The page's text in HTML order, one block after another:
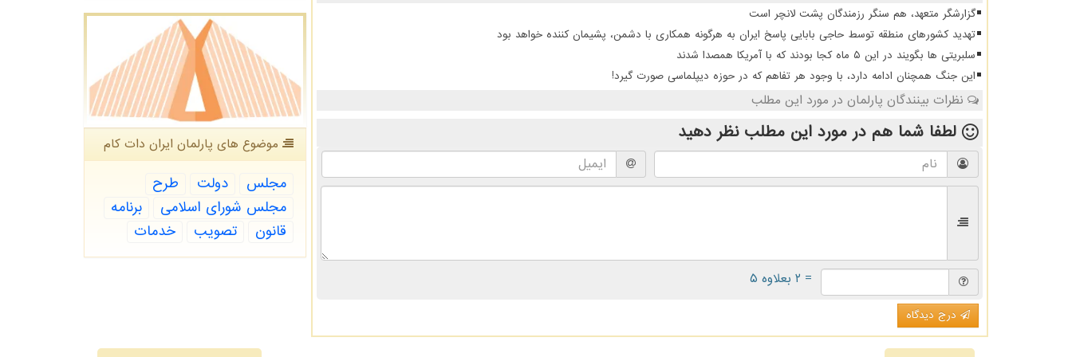
گزارشگر متعهد، هم سنگر رزمندگان پشت لانچر است
تهدید کشورهای منطقه توسط حاجی بابایی پاسخ ایران به هرگونه همکاری با دشمن، پشیمان کننده خواهد بود
سلبریتی ها بگویند در این ۵ ماه کجا بودند که با آمریکا همصدا شدند
این جنگ همچنان ادامه دارد، با وجود هر تفاهم که در حوزه دیپلماسی صورت گیرد!
نظرات بینندگان پارلمان در مورد این مطلب
لطفا شما هم در مورد این مطلب نظر دهید
= ۲ بعلاوه ۵
درج دیدگاه
موضوع های پارلمان ایران دات كام
مجلس دولت
طرح
مجلس شورای اسلامی
برنامه
قانون
تصویب خدمات